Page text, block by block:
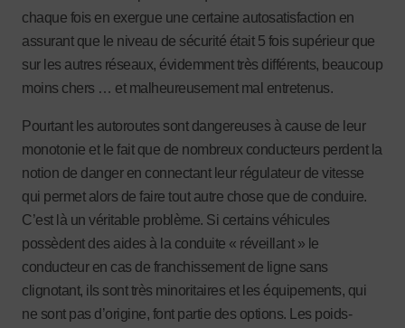
chaque fois en exergue une certaine autosatisfaction en
assurant que le niveau de sécurité était 5 fois supérieur que
sur les autres réseaux, évidemment très différents, beaucoup
moins chers … et malheureusement mal entretenus.
Pourtant les autoroutes sont dangereuses à cause de leur
monotonie et le fait que de nombreux conducteurs perdent la
notion de danger en connectant leur régulateur de vitesse
qui permet alors de faire tout autre chose que de conduire.
C’est là un véritable problème. Si certains véhicules
possèdent des aides à la conduite « réveillant » le
conducteur en cas de franchissement de ligne sans
clignotant, ils sont très minoritaires et les équipements, qui
ne sont pas d’origine, font partie des options. Les poids-